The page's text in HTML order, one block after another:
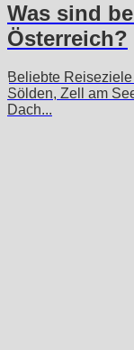
Was sind
Österreich?
Beliebte
Sölden, Zell am
Dach...